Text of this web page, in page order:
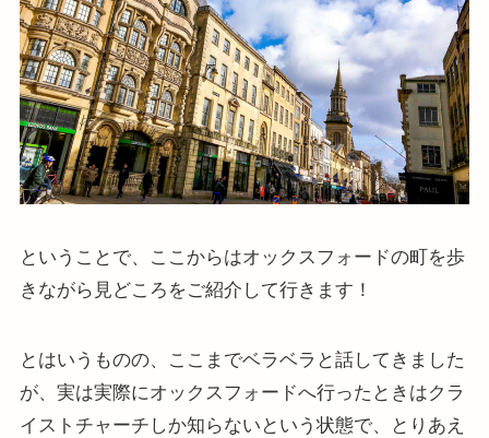
ということで、ここからはオックスフォードの町を歩
きながら見どころをご紹介して行きます！
とはいうものの、ここまでベラベラと話してきました
が、実は実際にオックスフォードへ行ったときはクラ
イストチャーチしか知らないという状態で、とりあえ